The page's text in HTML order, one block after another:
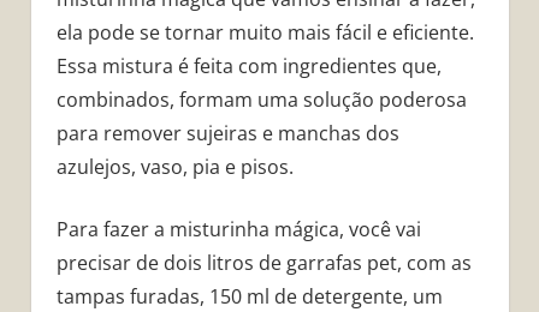
ela pode se tornar muito mais fácil e eficiente.
Essa mistura é feita com ingredientes que,
combinados, formam uma solução poderosa
para remover sujeiras e manchas dos
azulejos, vaso, pia e pisos.
Para fazer a misturinha mágica, você vai
precisar de dois litros de garrafas pet, com as
tampas furadas, 150 ml de detergente, um